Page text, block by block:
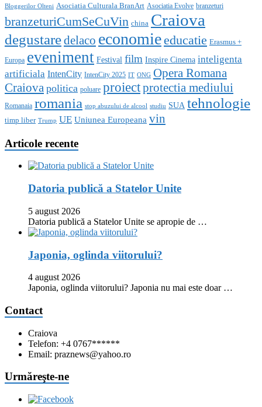
Bloggerilor Olteni Asociatia Culturala BranArt Asociatia Evolve branzeturi
branzeturiCumSeCuVin china Craiova
degustaredelaco economieeducatie Erasmus +
Europa eveniment Festival film Inspire Cinema inteligenta
artificiala IntenCity IntenCity 2025 IT ONG Opera Romana
Craiova politica poluare proiectprotectia mediului
Romanaia romania stop abuzului de alcool studiu SUA tehnologie
timp liber Trump UE Uniunea Europeana vin
Articole recente
Datoria publică a Statelor Unite
5 august 2026
Datoria publică a Statelor Unite se apropie de …
Japonia, oglinda viitorului?
4 august 2026
Japonia, oglinda viitorului? Japonia nu mai este doar …
Contact
Craiova
Telefon: +4 0767******
Email: praznews@yahoo.ro
Urmăreşte-ne